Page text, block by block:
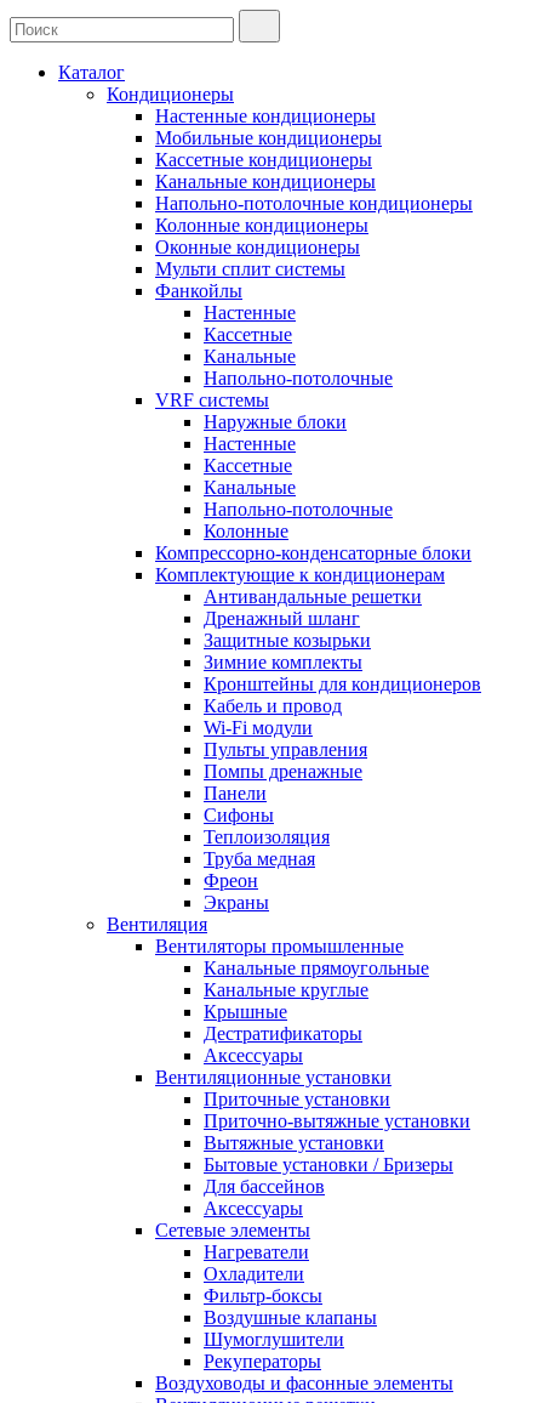
Каталог
Кондиционеры
Настенные кондиционеры
Мобильные кондиционеры
Кассетные кондиционеры
Канальные кондиционеры
Напольно-потолочные кондиционеры
Колонные кондиционеры
Оконные кондиционеры
Мульти сплит системы
Фанкойлы
Настенные
Кассетные
Канальные
Напольно-потолочные
VRF системы
Наружные блоки
Настенные
Кассетные
Канальные
Напольно-потолочные
Колонные
Компрессорно-конденсаторные блоки
Комплектующие к кондиционерам
Антивандальные решетки
Дренажный шланг
Защитные козырьки
Зимние комплекты
Кронштейны для кондиционеров
Кабель и провод
Wi-Fi модули
Пульты управления
Помпы дренажные
Панели
Сифоны
Теплоизоляция
Труба медная
Фреон
Экраны
Вентиляция
Вентиляторы промышленные
Канальные прямоугольные
Канальные круглые
Крышные
Дестратификаторы
Аксессуары
Вентиляционные установки
Приточные установки
Приточно-вытяжные установки
Вытяжные установки
Бытовые установки / Бризеры
Для бассейнов
Аксессуары
Сетевые элементы
Нагреватели
Охладители
Фильтр-боксы
Воздушные клапаны
Шумоглушители
Рекуператоры
Воздуховоды и фасонные элементы